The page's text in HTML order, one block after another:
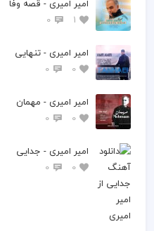
امیر امیری - قصه وفا
1
0
امیر امیری - تنهایی
0
0
امیر امیری - مهمان
0
0
امیر امیری - جدایی
0
0